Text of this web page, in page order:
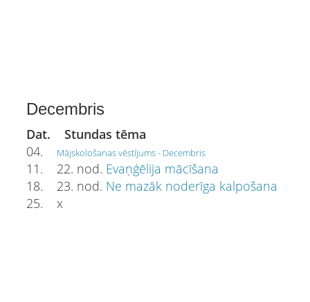
Decembris
Dat. Stundas tēma
04.
Mājskološanas vēstījums - Decembris
11. 22. nod. Evaņģēlija mācīšana
18. 23. nod. Ne mazāk noderīga kalpošana
25. x